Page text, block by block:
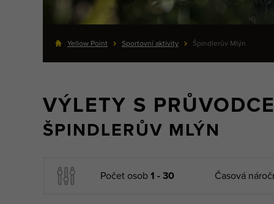
Yellow Point Sportovní aktivity Špindlerův Mlýn
VÝLETY S
ŠPINDLERŮV MLÝN
Počet osob 1 - 30 Časová